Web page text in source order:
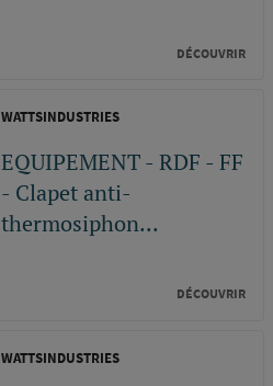
DÉCOUVRIR
WATTSINDUSTRIES
EQUIPEMENT - RDF - FF
- Clapet anti-
thermosiphon...
DÉCOUVRIR
WATTSINDUSTRIES